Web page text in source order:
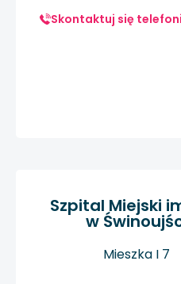
Skontaktuj się
Szpital Miejski
w
Mieszka I 7